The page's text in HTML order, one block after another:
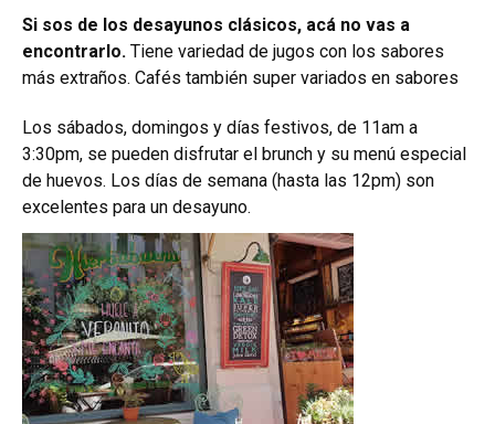
Si sos de los desayunos clásicos, acá no vas a
encontrarlo. Tiene variedad de jugos con los sabores
más extraños. Cafés también super variados en sabores
Los sábados, domingos y días festivos, de 11am a
3:30pm, se pueden disfrutar el brunch y su menú especial
de huevos. Los días de semana (hasta las 12pm) son
excelentes para un desayuno.